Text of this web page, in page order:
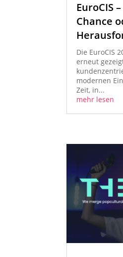
EuroCIS
Chance
Die EuroCIS
erneut
modernen
Zeit, in...
mehr lesen